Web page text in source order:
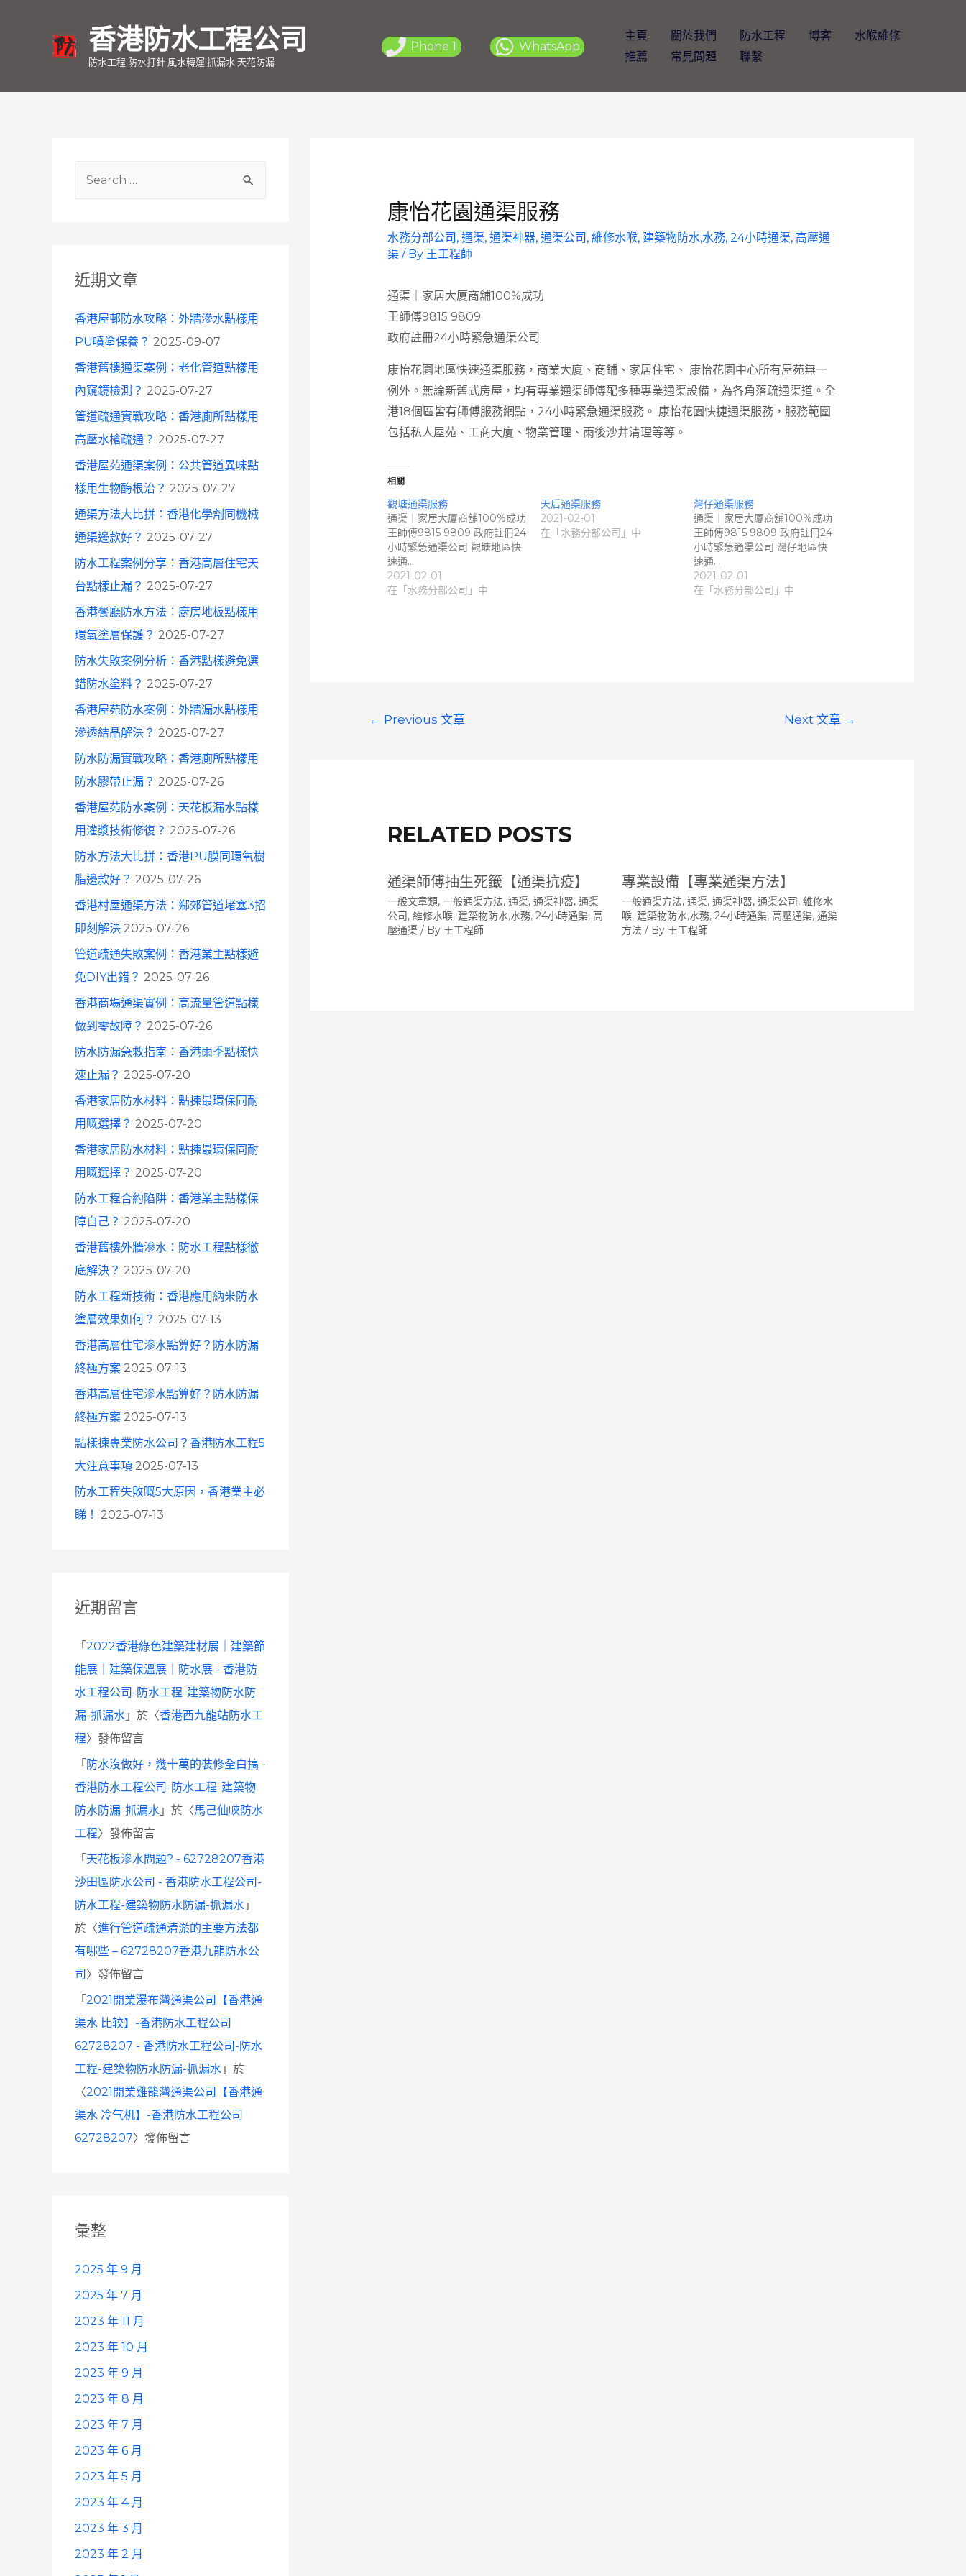
香港防水工程公司
防水工程 防水打針 風水轉運 抓漏水 天花防漏
Phone 1 WhatsApp
主頁 關於我們 防水工程 博客
水喉維修
推薦
常見問題 聯繫
h
近期文章
香港屋邨防水攻略：外牆滲水點樣用
PU噴塗保養？ 2025-09-07
香港舊樓通渠案例：老化管道點樣用
內窺鏡檢測？ 2025-07-27
管道疏通實戰攻略：香港廁所點樣用
高壓水槍疏通？ 2025-07-27
香港屋苑通渠案例：公共管道異味點
樣用生物酶根治？ 2025-07-27
通渠方法大比拼：香港化學劑同機械
通渠邊款好？ 2025-07-27
防水工程案例分享：香港高層住宅天
台點樣止漏？ 2025-07-27
香港餐廳防水方法：廚房地板點樣用
環氧塗層保護？ 2025-07-27
防水失敗案例分析：香港點樣避免選
錯防水塗料？ 2025-07-27
香港屋苑防水案例：外牆漏水點樣用
滲透結晶解決？ 2025-07-27
防水防漏實戰攻略：香港廁所點樣用
防水膠帶止漏？ 2025-07-26
香港屋苑防水案例：天花板漏水點樣
用灌漿技術修復？ 2025-07-26
防水方法大比拼：香港PU膜同環氧樹
脂邊款好？ 2025-07-26
香港村屋通渠方法：鄉郊管道堵塞3招
即刻解決 2025-07-26
管道疏通失敗案例：香港業主點樣避
免DIY出錯？ 2025-07-26
香港商場通渠實例：高流量管道點樣
做到零故障？ 2025-07-26
防水防漏急救指南：香港雨季點樣快
速止漏？ 2025-07-20
香港家居防水材料：點揀最環保同耐
用嘅選擇？ 2025-07-20
香港家居防水材料：點揀最環保同耐
用嘅選擇？ 2025-07-20
防水工程合約陷阱：香港業主點樣保
障自己？ 2025-07-20
香港舊樓外牆滲水：防水工程點樣徹
底解決？ 2025-07-20
防水工程新技術：香港應用納米防水
塗層效果如何？ 2025-07-13
香港高層住宅滲水點算好？防水防漏
終極方案 2025-07-13
香港高層住宅滲水點算好？防水防漏
終極方案 2025-07-13
點樣揀專業防水公司？香港防水工程5
大注意事項 2025-07-13
防水工程失敗嘅5大原因，香港業主必
睇！
2025-07-13
近期留言
「 2022香港綠色建築建材展｜建築節
能展｜建築保溫展｜防水展 - 香港防
水工程公司-防水工程-建築物防水防
漏-抓漏水 」於〈香港西九龍站防水工
程〉發佈留言
「 防水沒做好，幾十萬的裝修全白搞 -
香港防水工程公司-防水工程-建築物
防水防漏-抓漏水 」於〈馬己仙峽防水
工程〉發佈留言
「 天花板滲水問題? - 62728207香港
沙田區防水公司 - 香港防水工程公司-
防水工程-建築物防水防漏-抓漏水 」
於〈進行管道疏通清淤的主要方法都
有哪些 – 62728207香港九龍防水公
司 〉發佈留言
「 2021開業瀑布灣通渠公司【香港通
渠水 比较】-香港防水工程公司
62728207 - 香港防水工程公司-防水
工程-建築物防水防漏-抓漏水 」於
〈2021開業雞籠灣通渠公司【香港通
渠水 冷气机】-香港防水工程公司
62728207〉發佈留言
彙整
2025 年 9 月
2025 年 7 月
2023 年 11 月
2023 年 10 月
2023 年 9 月
2023 年 8 月
2023 年 7 月
2023 年 6 月
2023 年 5 月
2023 年 4 月
2023 年 3 月
2023 年 2 月
康怡花園通渠服務
水務分部公司 , 通渠, 通渠神器, 通渠公司, 維修水喉, 建築物防水,水務, 24小時通渠, 高壓通
渠/ By 王工程師
通渠｜家居大厦商舖100%成功
王師傅9815 9809
政府註冊24小時緊急通渠公司
康怡花園地區快速通渠服務，商業大廈、商鋪、家居住宅、 康怡花園中心所有屋苑無一
例外。無論新舊式房屋，均有專業通渠師傅配多種專業通渠設備，為各角落疏通渠道。全
港18個區皆有師傅服務網點，24小時緊急通渠服務。 康怡花園快捷通渠服務，服務範圍
包括私人屋苑、工商大廈、物業管理、雨後沙井清理等等。
相關
觀塘通渠服務
通渠｜家居大厦商舖100%成功
王師傅9815 9809 政府註冊24
小時緊急通渠公司 觀塘地區快
速通…
2021-02-01
在「水務分部公司」中
天后通渠服務
2021-02-01
在「水務分部公司」中
灣仔通渠服務
通渠｜家居大厦商舖100%成功
王師傅9815 9809 政府註冊24
小時緊急通渠公司 灣仔地區快
速通…
2021-02-01
在「水務分部公司」中
← Previous 文章 Next 文章 →
RELATED POSTS
通渠師傅抽生死籤【通渠抗疫】
一般文章類, 一般通渠方法, 通渠, 通渠神器, 通渠
公司, 維修水喉, 建築物防水,水務, 24小時通渠, 高
壓通渠/ By 王工程師
專業設備【專業通渠方法】
一般通渠方法, 通渠, 通渠神器, 通渠公司, 維修水
喉, 建築物防水,水務, 24小時通渠, 高壓通渠, 通渠
方法 / By 王工程師